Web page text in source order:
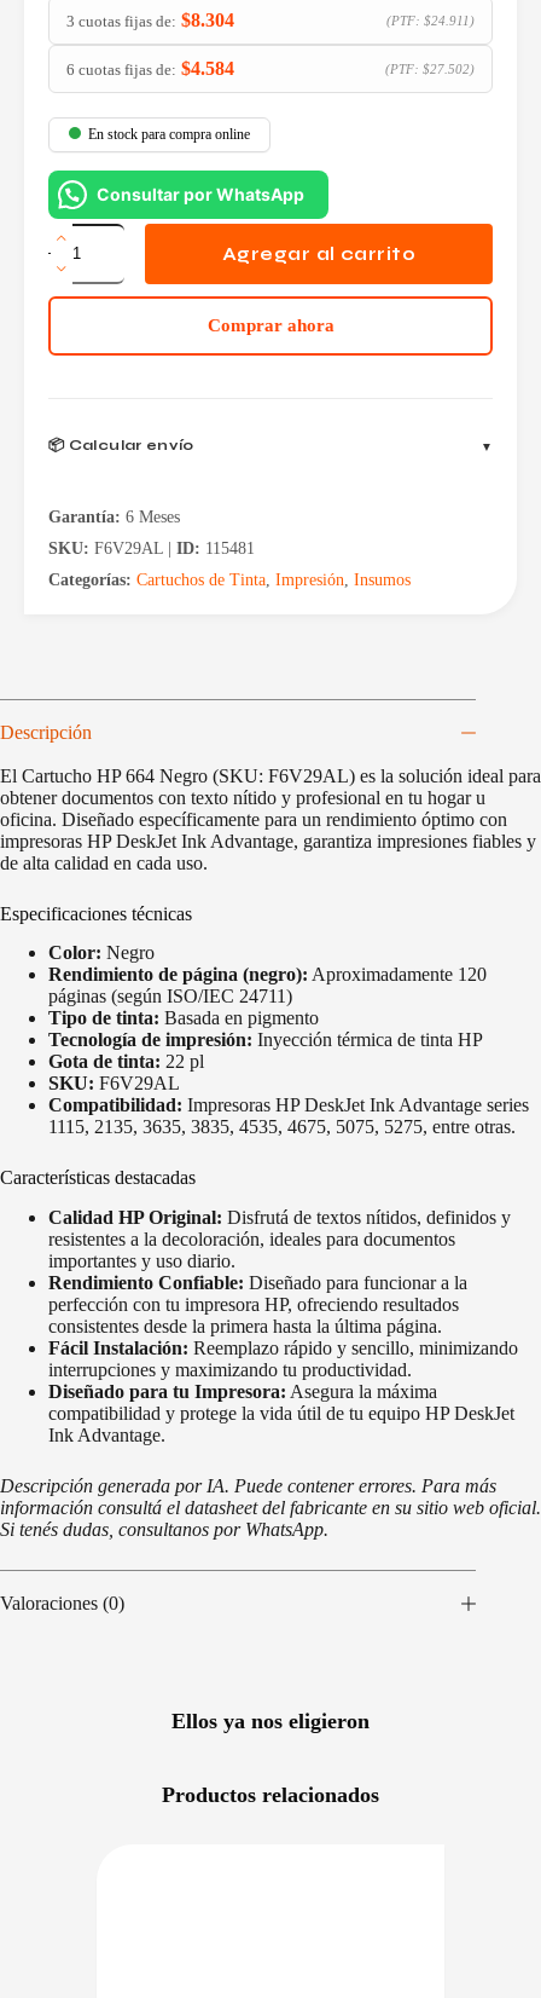
3 cuotas fijas de: $8.304 (PTF: $24.911 )
6 cuotas fijas de: $4.584 (PTF: $27.502)
En stock para compra online
Consultar por WhatsApp
Cartucho
HP
664
Negro
Agregar al carrito
Comprar ahora
📦 Calcular envío
Garantía: 6 Meses
SKU: F6V29AL | ID: 115481
Categorías: Cartuchos de Tinta Impresión Insumos
Descripción
El Cartucho HP 664 Negro (SKU: F6V29AL) es la solución ideal para
obtener documentos con texto nítido y profesional en tu hogar u
oficina. Diseñado específicamente para un rendimiento óptimo con
impresoras HP DeskJet Ink Advantage, garantiza impresiones fiables y
de alta calidad en cada uso.
Especificaciones técnicas
Color: Negro
Rendimiento de página (negro): Aproximadamente 120
páginas (según ISO/IEC 24711)
Tipo de tinta: Basada en pigmento
Tecnología de impresión: Inyección térmica de tinta HP
Gota de tinta: 22 pl
SKU: F6V29AL
Compatibilidad: Impresoras HP DeskJet Ink Advantage series
1115, 2135, 3635, 3835, 4535, 4675, 5075, 5275, entre otras.
Características destacadas
Calidad HP Original: Disfrutá de textos nítidos, definidos y
resistentes a la decoloración, ideales para documentos
importantes y uso diario.
Rendimiento Confiable: Diseñado para funcionar a la
perfección con tu impresora HP, ofreciendo resultados
consistentes desde la primera hasta la última página.
Fácil Instalación: Reemplazo rápido y sencillo, minimizando
interrupciones y maximizando tu productividad.
Diseñado para tu Impresora: Asegura la máxima
compatibilidad y protege la vida útil de tu equipo HP DeskJet
Ink Advantage.
Descripción generada por IA. Puede contener errores. Para más
información consultá el datasheet del fabricante en su sitio web oficial.
Si tenés dudas, consultanos por WhatsApp.
Valoraciones (0)
Ellos ya nos eligieron
Productos relacionados